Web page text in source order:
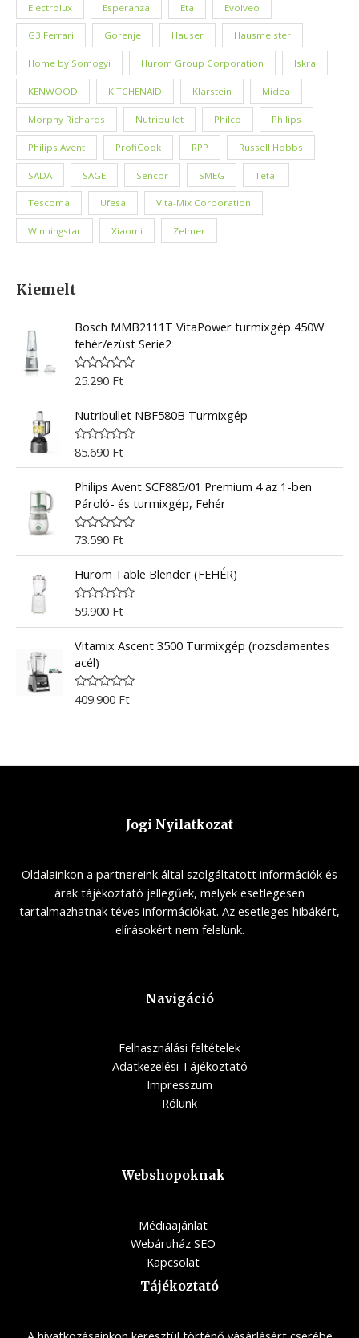
Electrolux Esperanza Eta Evolveo
G3 Ferrari Gorenje Hauser Hausmeister
Home by Somogyi Hurom Group Corporation Iskra
KENWOOD KITCHENAID Klarstein Midea
Morphy Richards Nutribullet Philco Philips
Philips Avent ProfiCook RPP Russell Hobbs
SADA SAGE Sencor SMEG Tefal
Tescoma Ufesa Vita-Mix Corporation
Winningstar Xiaomi Zelmer
Kiemelt
Bosch MMB2111T VitaPower turmixgép 450W
fehér/ezüst Serie2
R
e
0
o
u
t
o
f
5
25.290 Ft
Nutribullet NBF580B Turmixgép
R
e
0
o
u
t
5
85.690 Ft
Philips Avent SCF885/01 Premium 4 az 1-ben
Pároló- és turmixgép, Fehér
R
e
0
o
u
t
o
f
5
73.590 Ft
Hurom Table Blender (FEHÉR)
R
e
0
o
u
t
59.900 Ft
Vitamix Ascent 3500 Turmixgép (rozsdamentes
acél)
R
o
409.900 Ft
Jogi Nyilatkozat
Oldalainkon a partnereink által szolgáltatott információk és
árak tájékoztató jellegűek, melyek esetlegesen
tartalmazhatnak téves információkat. Az esetleges hibákért,
elírásokért nem felelünk.
Navigáció
Felhasználási feltételek
Adatkezelési Tájékoztató
Impresszum
Rólunk
Webshopoknak
Médiaajánlat
Webáruház SEO
Kapcsolat
Tájékoztató